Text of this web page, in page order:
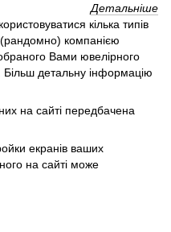
Детальніше
кілька типів
(рандомно) компанією
Вами ювелірного
Більш детальну інформацію
на сайті передбачена
екранів ваших
на сайті може